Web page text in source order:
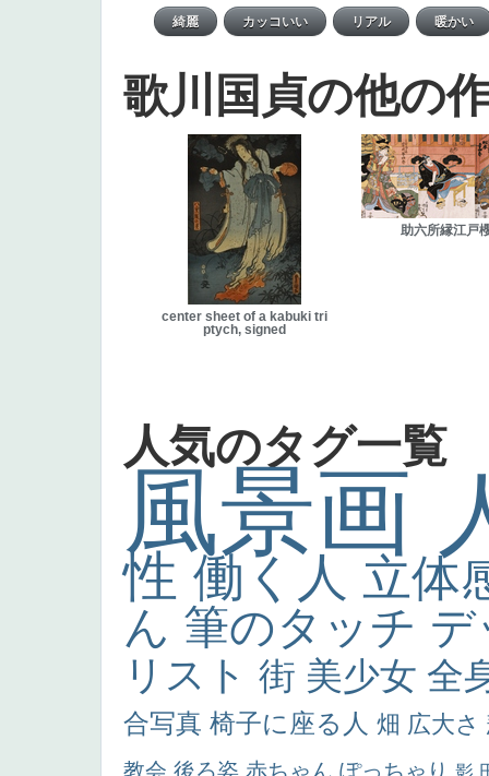
歌川国貞の他の
center sheet of a kabuki tri
ptych, signed
助六所縁江戸
人気のタグ一覧
風景画
性 働く人 立体
ん 筆のタッチ
リスト 街 美少女 全
合写真 椅子に座る人 畑 広大さ
教会 後ろ姿 赤ちゃん ぽっちゃり